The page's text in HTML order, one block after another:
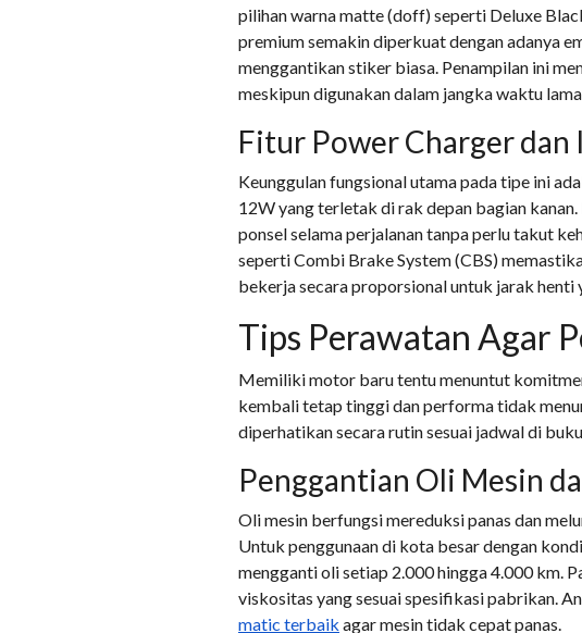
pilihan warna matte (doff) seperti Deluxe
premium semakin diperkuat dengan adanya
menggantikan stiker biasa. Penampilan ini
meskipun digunakan dalam jangka waktu
Fitur Power Charger dan
Keunggulan fungsional utama pada tipe ini
12W yang terletak di rak depan bagian
ponsel selama perjalanan tanpa perlu takut
seperti Combi Brake System (CBS)
bekerja secara proporsional untuk jarak henti
Tips Perawatan Agar
Memiliki motor baru tentu menuntut
kembali tetap tinggi dan performa tidak
diperhatikan secara rutin sesuai jadwal di
Penggantian Oli Mesin
Oli mesin berfungsi mereduksi panas dan
Untuk penggunaan di kota besar dengan
mengganti oli setiap 2.000 hingga 4.000 km.
viskositas yang sesuai spesifikasi pabrikan.
matic terbaik agar mesin tidak cepat panas.